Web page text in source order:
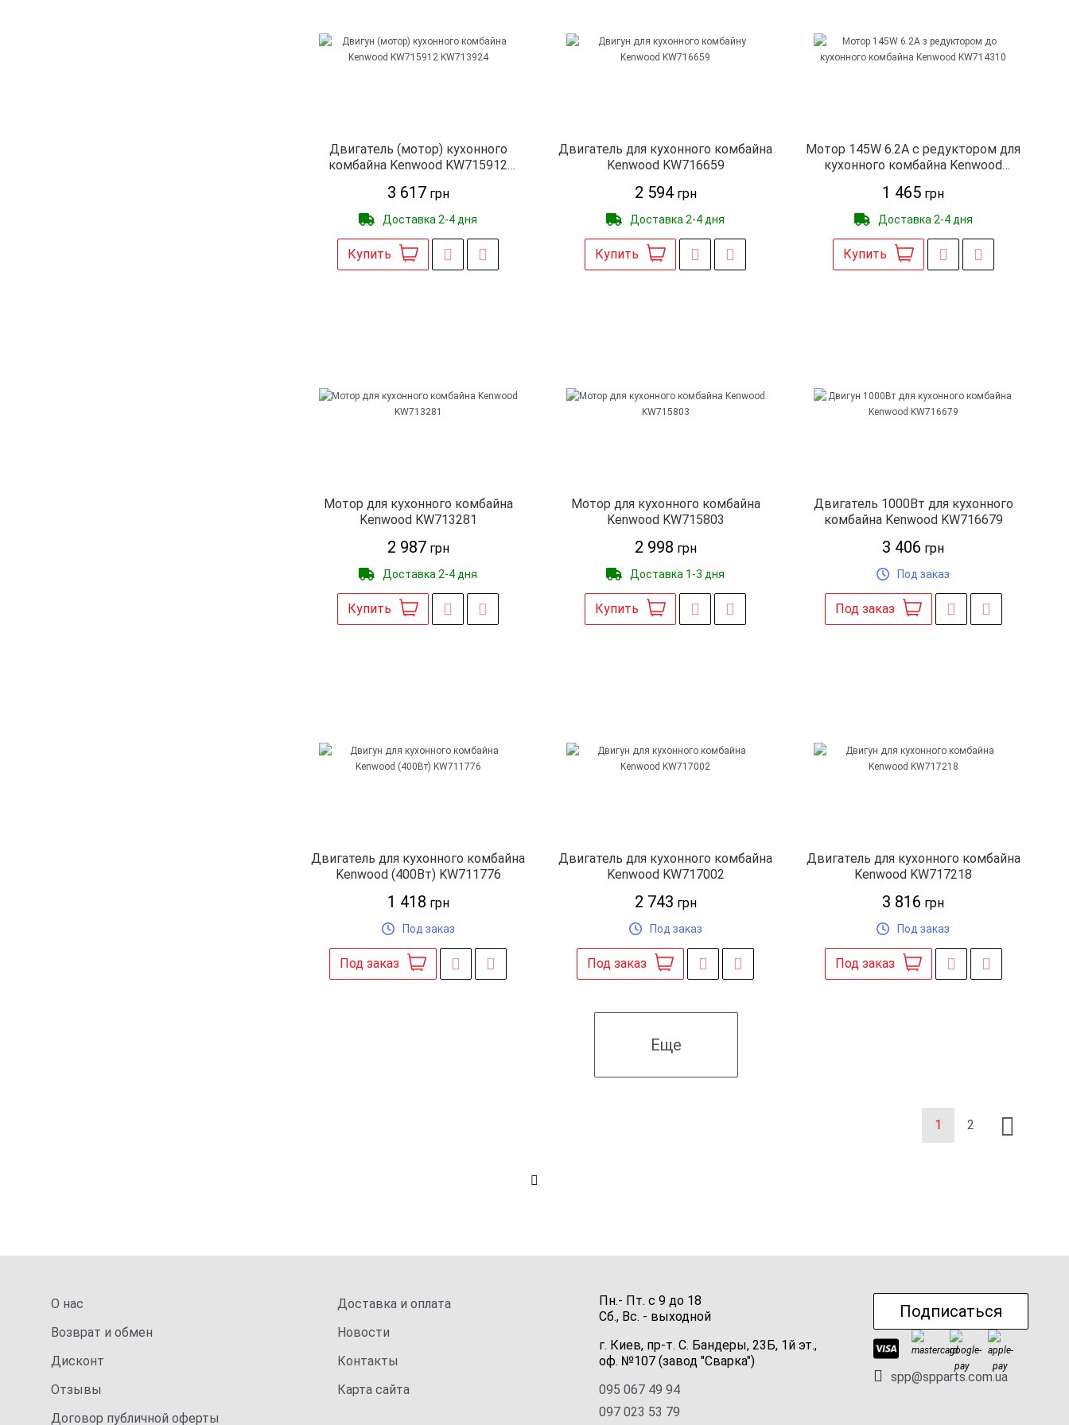
Двигатель (мотор) кухонного
комбайна Kenwood KW715912
3 617грн
Доставка 2-4 дня
Купить
Двигатель для кухонного комбайна
Kenwood KW716659
2 594грн
Доставка 2-4 дня
Купить
Мотор 145W 6.2A с редуктором для
кухонного комбайна Kenwood
1 465 грн
Доставка 2-4 дня
Купить
Мотор для кухонного комбайна
Kenwood KW713281
2 987грн
Доставка 2-4 дня
Купить
Мотор для кухонного комбайна
Kenwood KW715803
2 998 грн
Доставка 1-3 дня
Купить
Двигатель 1000Вт для кухонного
комбайна Kenwood KW716679
3 406 грн
Под заказ
Под заказ
Двигатель для кухонного комбайна
Kenwood (400Вт) KW711776
1 418 грн
Под заказ
Под заказ
Двигатель для кухонного комбайна
Kenwood KW717002
2 743 грн
Под заказ
Под заказ
Двигатель для кухонного комбайна
Kenwood KW717218
3 816 грн
Под заказ
Под заказ
Еще
1 2
О нас
Доставка и оплата
Возврат и обмен
Новости
Дисконт
Контакты
Отзывы
Карта сайта
Договор публичной оферты
Пн.- Пт.с 9до 18
Сб., Вс. - выходной
г. Киев, пр-т. С. Бандеры, 23Б, 1й эт.,
оф. №107 (завод "Сварка")
095 067 49 94
097 023 53 79
Подписаться
spp@spparts.com.ua